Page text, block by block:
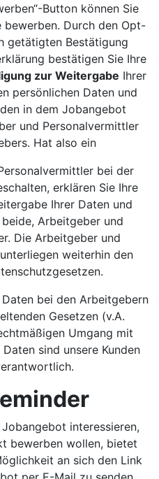
Button können Sie
Durch den Opt-
getätigten Bestätigung
bestätigen Sie Ihre
zur Weitergabe Ihrer
persönlichen Daten und
in dem Jobangebot
und Personalvermittler
Hat also ein
bei der
erklären Sie Ihre
Ihrer Daten und
Arbeitgeber und
Die Arbeitgeber und
weiterhin den
bei den Arbeitgebern
Gesetzen (v.A.
Umgang mit
sind unsere Kunden
interessieren,
bewerben wollen, bietet
an sich den Link